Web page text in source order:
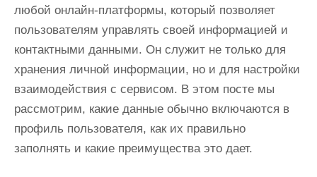
любой онлайн-платформы, который позволяет
пользователям управлять своей информацией и
контактными данными. Он служит не только для
хранения личной информации, но и для настройки
взаимодействия с сервисом. В этом посте мы
рассмотрим, какие данные обычно включаются в
профиль пользователя, как их правильно
заполнять и какие преимущества это дает.